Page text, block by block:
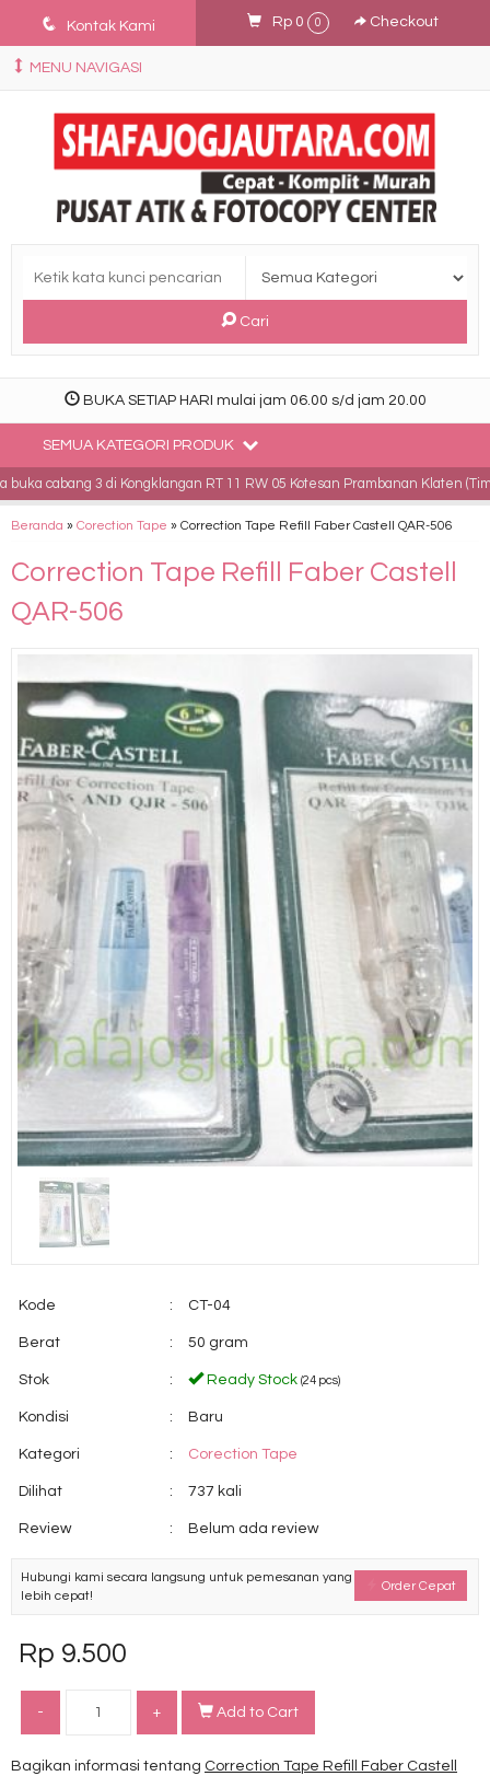
q Kontak Kami Rp 0 0 Checkout
MENU NAVIGASI
Cari
BUKA SETIAP HARI mulai jam 06.00 s/d jam 20.00
SEMUA KATEGORI PRODUK
cabang 3 di Kongklangan RT 11 RW 05 Kotesan Prambanan Klaten
Beranda » Corection Tape » Correction Tape Refill Faber Castell QAR-506
Correction Tape Refill Faber Castell
QAR-506
Kode : CT-04
Berat : 50 gram
Stok : Ready Stock (24 pcs)
Kondisi : Baru
Kategori : Corection Tape
Dilihat : 737 kali
Review : Belum ada review
Order Cepat
Hubungi kami secara langsung untuk pemesanan yang
lebih cepat!
Rp 9.500
- + Add to Cart
Bagikan informasi tentang Correction Tape Refill Faber Castell